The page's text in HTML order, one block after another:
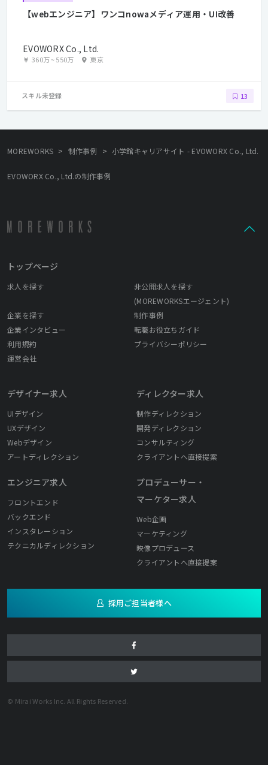
【webエンジニア】ワンコnowaメディア運用・UI改善
EVOWORX Co., Ltd.
360万~550万 東京
スキル未登録 13
MOREWORKS > 制作事例 > 小学館キャリアサイト - EVOWORX Co., Ltd.
EVOWORX Co., Ltd.の制作事例
トップページ
求人を探す
非公開求人を探す
(MOREWORKSエージェント)
企業を探す
制作事例
企業インタビュー
転職お役立ちガイド
利用規約
プライバシーポリシー
運営会社
デザイナー求人
UIデザイン
UXデザイン
Webデザイン
アートディレクション
エンジニア求人
フロントエンド
バックエンド
インスタレーション
テクニカルディレクション
ディレクター求人
制作ディレクション
開発ディレクション
コンサルティング
クライアントへ直接提案
プロデューサー・
マーケター求人
Web企画
マーケティング
映像プロデュース
クライアントへ直接提案
採用ご担当者様へ
© Mirai Works Inc. All Rights Reserved.